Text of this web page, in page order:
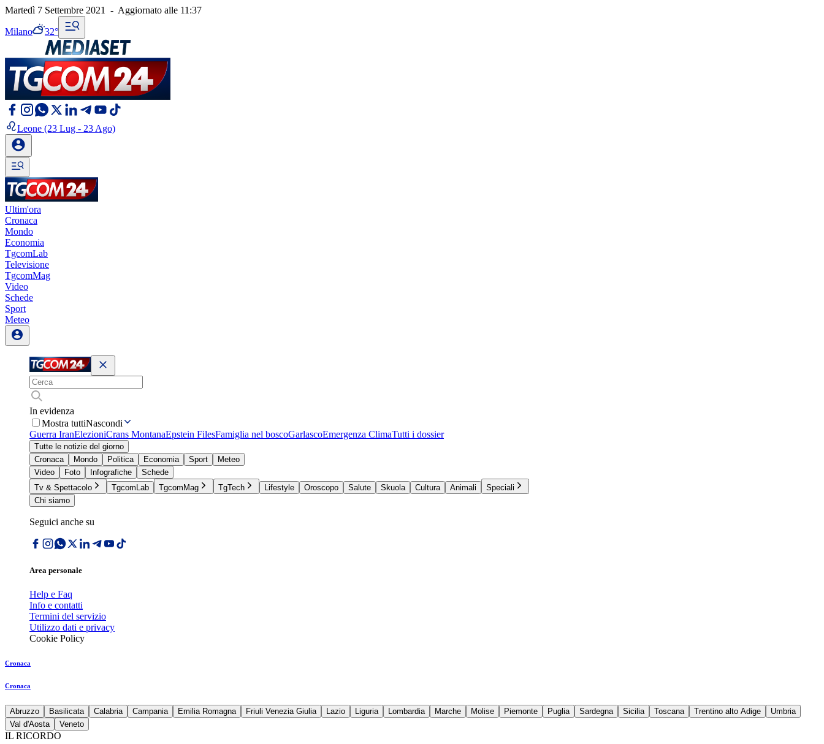
Martedì 7 Settembre 2021 - Aggiornato alle 11:37
Milano 32°
Leone (23 Lug - 23 Ago)
Ultim'ora
Cronaca
Mondo
Economia
TgcomLab
Televisione
TgcomMag
Video
Schede
Sport
Meteo
In evidenza
Mostra tuttiNascondi
Guerra IranElezioniCrans MontanaEpstein FilesFamiglia nel boscoGarlascoEmergenza ClimaTutti i dossier
Tutte le notizie del giorno
Cronaca
Mondo Politica Economia Sport
Meteo
Video
Foto Infografiche
Schede
Tv & Spettacolo
TgcomLab TgcomMag TgTech Lifestyle Oroscopo Salute Skuola Cultura Animali
Speciali
Chi siamo
Seguici anche su
Area personale
Help e Faq
Info e contatti
Termini del servizio
Utilizzo dati e privacy
Cookie Policy
Cronaca
Cronaca
Abruzzo Basilicata Calabria Campania Emilia Romagna Friuli Venezia Giulia Lazio Liguria Lombardia Marche Molise Piemonte Puglia Sardegna Sicilia Toscana Trentino alto Adige
Umbria
Val d'Aosta
Veneto
IL RICORDO